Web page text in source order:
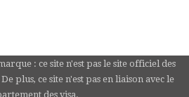
: ce site n'est pas le site officiel des
plus, ce site n'est pas en liaison avec le
des visa.